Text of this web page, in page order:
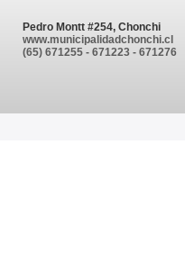
Pedro Montt #254, Chonchi
www.municipalidadchonchi.cl
(65) 671255 - 671223 - 671276